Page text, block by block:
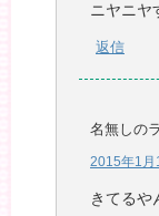
ニヤニヤ
返信
名無しの
2015年1月
きてるや